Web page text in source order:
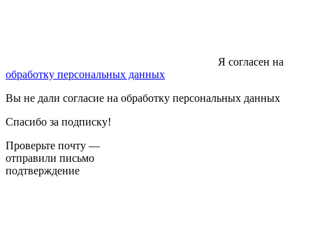
Я согласен на
обработку персональных данных
Вы не дали согласие на обработку персональных данных
Спасибо за подписку!
Проверьте почту —
отправили письмо
подтверждение